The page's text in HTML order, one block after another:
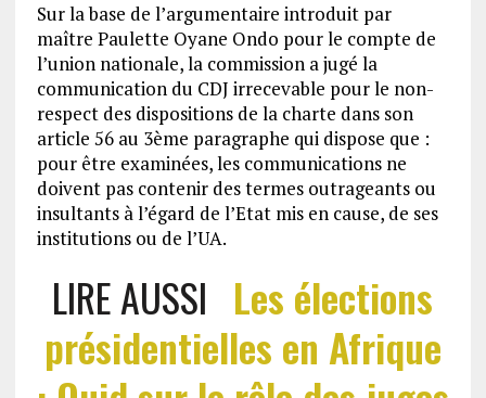
Sur la base de l’argumentaire introduit par
maître Paulette Oyane Ondo pour le compte de
l’union nationale, la commission a jugé la
communication du CDJ irrecevable pour le non-
respect des dispositions de la charte dans son
article 56 au 3ème paragraphe qui dispose que :
pour être examinées, les communications ne
doivent pas contenir des termes outrageants ou
insultants à l’égard de l’Etat mis en cause, de ses
institutions ou de l’UA.
LIRE AUSSI Les élections
présidentielles en Afrique